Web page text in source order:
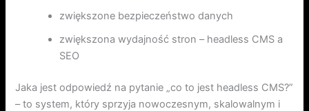
zwiększone bezpieczeństwo danych
zwiększona wydajność stron – headless CMS a
SEO
Jaka jest odpowiedź na pytanie „co to jest headless CMS?”
– to system, który sprzyja nowoczesnym, skalowalnym i